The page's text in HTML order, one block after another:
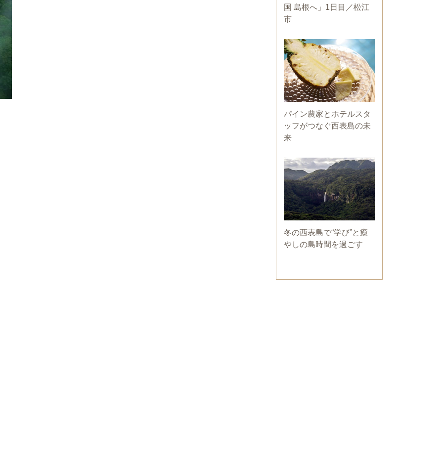
国 島根へ」1日目／松江
市
パイン農家とホテルスタ
ッフがつなぐ西表島の未
来
冬の西表島で“学び”と癒
やしの島時間を過ごす